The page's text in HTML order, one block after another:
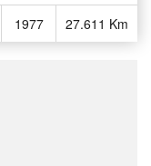
1977 27.611 Km